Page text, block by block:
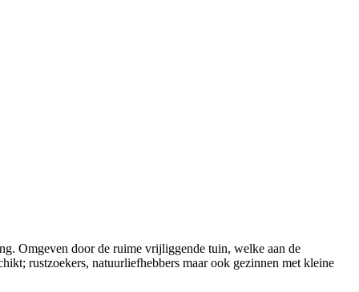
Omgeven door de ruime vrijliggende tuin, welke aan de
rustzoekers, natuurliefhebbers maar ook gezinnen met kleine